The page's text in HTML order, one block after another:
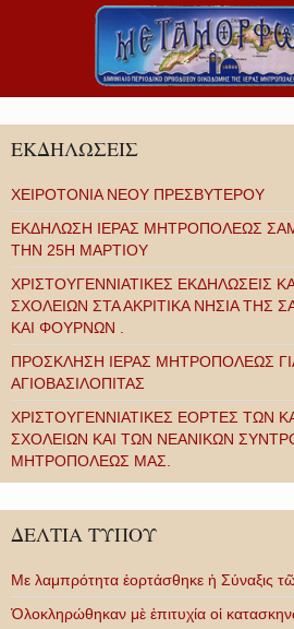
ΕΚΔΗΛΩΣΕΙΣ
ΧΕΙΡΟΤΟΝΙΑ ΝΕΟΥ ΠΡΕΣΒΥΤΕΡΟΥ
ΕΚΔΗΛΩΣΗ ΙΕΡΑΣ ΜΗΤΡΟΠΟΛΕΩΣ
ΤΗΝ 25Η ΜΑΡΤΙΟΥ
ΧΡΙΣΤΟΥΓΕΝΝΙΑΤΙΚΕΣ ΕΚΔΗΛΩΣΕΙΣ
ΣΧΟΛΕΙΩΝ ΣΤΑ ΑΚΡΙΤΙΚΑ ΝΗΣΙΑ ΤΗΣ
ΚΑΙ ΦΟΥΡΝΩΝ .
ΠΡΟΣΚΛΗΣΗ ΙΕΡΑΣ ΜΗΤΡΟΠΟΛΕΩΣ
ΑΓΙΟΒΑΣΙΛΟΠΙΤΑΣ
ΧΡΙΣΤΟΥΓΕΝΝΙΑΤΙΚΕΣ ΕΟΡΤΕΣ ΤΩΝ
ΣΧΟΛΕΙΩΝ ΚΑΙ ΤΩΝ ΝΕΑΝΙΚΩΝ
ΜΗΤΡΟΠΟΛΕΩΣ ΜΑΣ.
ΔΕΛΤΙΑ ΤΥΠΟΥ
Με λαμπρότητα ἑορτάσθηκε ἡ Σύναξις
Ὁλοκληρώθηκαν μὲ ἐπιτυχία οἱ